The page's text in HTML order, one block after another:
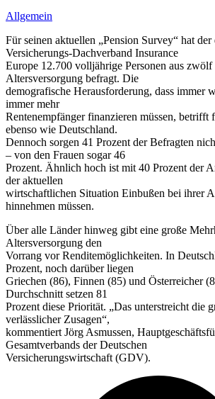
Allgemein
Für seinen aktuellen „Pension Survey“ hat der
Versicherungs-Dachverband Insurance
Europe 12.700 volljährige Personen aus
Altersversorgung befragt. Die
demografische Herausforderung, dass immer
immer mehr
Rentenempfänger finanzieren müssen, betrifft
ebenso wie Deutschland.
Dennoch sorgen 41 Prozent der Befragten
– von den Frauen sogar 46
Prozent. Ähnlich hoch ist mit 40 Prozent der
der aktuellen
wirtschaftlichen Situation Einbußen bei ihrer
hinnehmen müssen.
Über alle Länder hinweg gibt eine große
Altersversorgung den
Vorrang vor Renditemöglichkeiten. In
Prozent, noch darüber liegen
Griechen (86), Finnen (85) und Österreicher
Durchschnitt setzen 81
Prozent diese Priorität. „Das unterstreicht die
verlässlicher Zusagen“,
kommentiert Jörg Asmussen,
Gesamtverbands der Deutschen
Versicherungswirtschaft (GDV).